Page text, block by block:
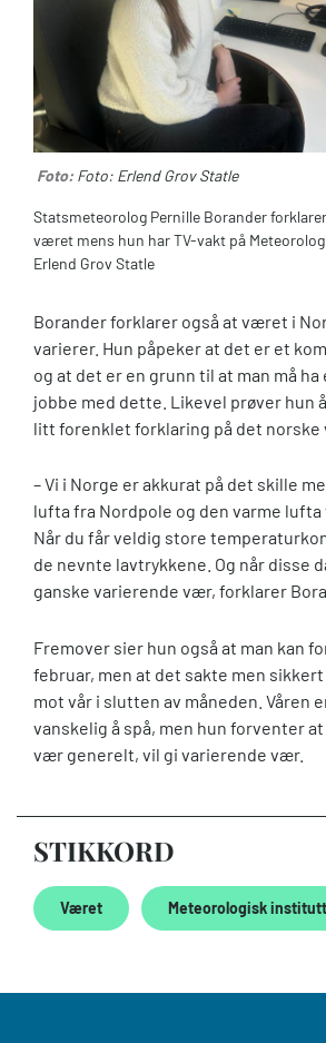
Foto: Foto: Erlend Grov Statle
Statsmeteorolog Pernille Borander
været mens hun har TV-vakt på
Erlend Grov Statle
Borander forklarer også at været i
varierer. Hun påpeker at det er et
og at det er en grunn til at man må ha
jobbe med dette. Likevel prøver hun
litt forenklet forklaring på det norske
– Vi i Norge er akkurat på det skille
lufta fra Nordpole og den varme lufta
Når du får veldig store
de nevnte lavtrykkene. Og når disse
ganske varierende vær, forklarer
Fremover sier hun også at man kan
februar, men at det sakte men
mot vår i slutten av måneden. Våren
vanskelig å spå, men hun forventer
vær generelt, vil gi varierende vær.
STIKKORD
Været Meteorologisk institutt